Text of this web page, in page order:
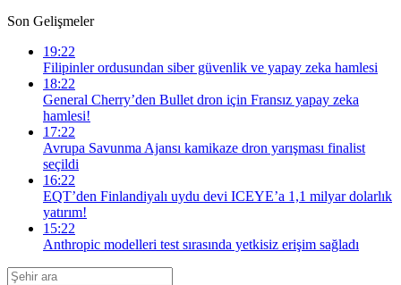
Son Gelişmeler
19:22
Filipinler ordusundan siber güvenlik ve yapay zeka hamlesi
18:22
General Cherry’den Bullet dron için Fransız yapay zeka
hamlesi!
17:22
Avrupa Savunma Ajansı kamikaze dron yarışması finalist
seçildi
16:22
EQT’den Finlandiyalı uydu devi ICEYE’a 1,1 milyar dolarlık
yatırım!
15:22
Anthropic modelleri test sırasında yetkisiz erişim sağladı